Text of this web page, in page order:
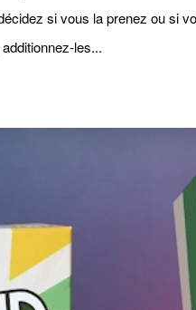
si vous la prenez ou si
les...